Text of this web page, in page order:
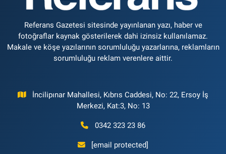
Referans Gazetesi sitesinde yayınlanan yazı, haber ve
fotoğraflar kaynak gösterilerek dahi izinsiz kullanılamaz.
Makale ve köşe yazılarının sorumluluğu yazarlarına, reklamların
sorumluluğu reklam verenlere aittir.
İncilipınar Mahallesi, Kıbrıs Caddesi, No: 22, Ersoy İş
Merkezi, Kat:3, No: 13
0342 323 23 86
[email protected]